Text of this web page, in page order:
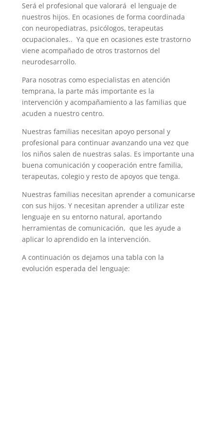
Será el profesional que valorará el lenguaje de
nuestros hijos. En ocasiones de forma coordinada
con neuropediatras, psicólogos, terapeutas
ocupacionales.. Ya que en ocasiones este trastorno
viene acompañado de otros trastornos del
neurodesarrollo.
Para nosotras como especialistas en atención
temprana, la parte más importante es la
intervención y acompañamiento a las familias que
acuden a nuestro centro.
Nuestras familias necesitan apoyo personal y
profesional para continuar avanzando una vez que
los niños salen de nuestras salas. Es importante una
buena comunicación y cooperación entre familia,
terapeutas, colegio y resto de apoyos que tenga.
Nuestras familias necesitan aprender a comunicarse
con sus hijos. Y necesitan aprender a utilizar este
lenguaje en su entorno natural, aportando
herramientas de comunicación, que les ayude a
aplicar lo aprendido en la intervención.
A continuación os dejamos una tabla con la
evolución esperada del lenguaje: